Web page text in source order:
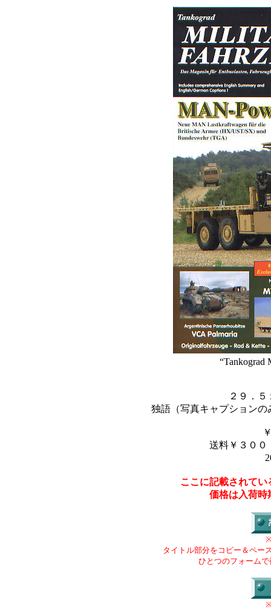
“Tankograd
２９．
独語（写真キャプション
送料￥３００
ここに記載されて
価格は入荷時
タイトル部分をコピー＆ペー
ひとつのフォーム